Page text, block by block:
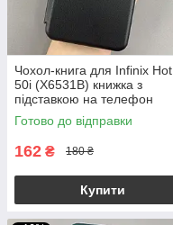
Чохол-книга для Infinix Hot
50i (X6531B) книжка з
підставкою на телефон
інфінікс хот 50і чорна stn
Готово до відправки
162 ₴ 180 ₴
Купити